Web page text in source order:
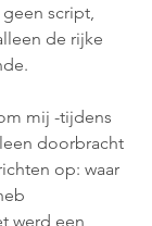
script,
de rijke
mij -tijdens
doorbracht
op: waar
werd een